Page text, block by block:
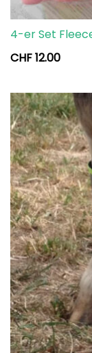
4-er Set
CHF12.00